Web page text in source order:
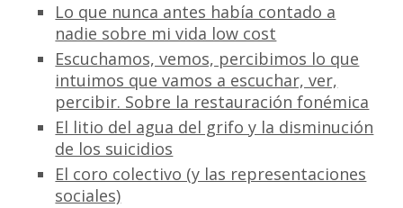
Lo que nunca antes había contado a
nadie sobre mi vida low cost
Escuchamos, vemos, percibimos lo que
intuimos que vamos a escuchar, ver,
percibir. Sobre la restauración fonémica
El litio del agua del grifo y la disminución
de los suicidios
El coro colectivo (y las representaciones
sociales)